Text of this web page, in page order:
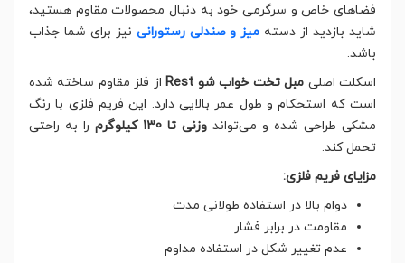
فضاهای خاص و سرگرمی خود به دنبال محصولات مقاوم هستید،
شاید بازدید از دسته میز و صندلی رستورانی نیز برای شما جذاب
باشد.
اسکلت اصلی مبل تخت خواب شو Rest
از فلز مقاوم ساخته شده
است که استحکام و طول عمر بالایی دارد. این فریم فلزی با رنگ
مشکی طراحی شده و می‌تواند وزنی تا 130 کیلوگرم
را به راحتی
تحمل کند.
مزایای فریم فلزی:
دوام بالا در استفاده طولانی مدت
مقاومت در برابر فشار
عدم تغییر شکل در استفاده مداوم